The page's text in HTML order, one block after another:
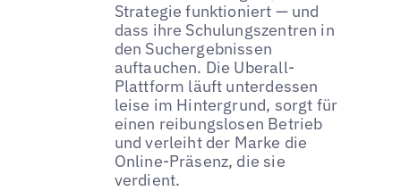
Strategie funktioniert — und
dass ihre Schulungszentren in
den Suchergebnissen
auftauchen. Die Uberall-
Plattform läuft unterdessen
leise im Hintergrund, sorgt für
einen reibungslosen Betrieb
und verleiht der Marke die
Online-Präsenz, die sie
verdient.